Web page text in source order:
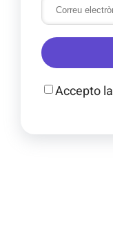
Accepto la